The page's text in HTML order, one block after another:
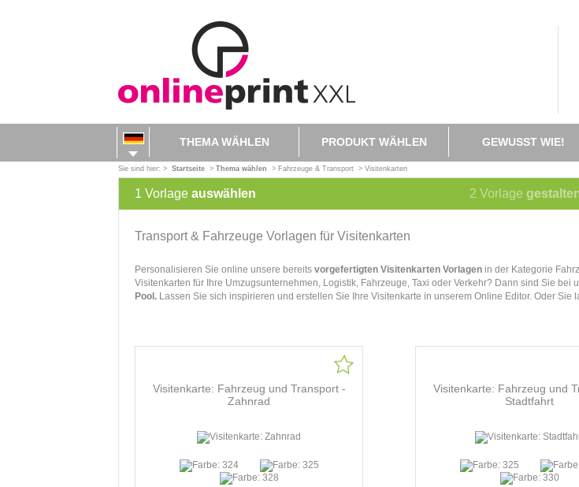
THEMA WÄHLEN PRODUKT WÄHLEN GEWUSST WIE!
Sie sind hier: > Startseite > Thema wählen > Fahrzeuge & Transport > Visitenkarten
1 Vorlage auswählen 2 Vorlage
Transport & Fahrzeuge Vorlagen für Visitenkarten
Personalisieren Sie online unsere bereits vorgefertigten Visitenkarten Vorlagen in der Kategorie
Visitenkarten für Ihre Umzugsunternehmen, Logistik, Fahrzeuge, Taxi oder Verkehr? Dann sind Sie bei
Pool. Lassen Sie sich inspirieren und erstellen Sie Ihre Visitenkarte in unserem Online Editor. Oder
Visitenkarte: Fahrzeug und Transport -
Zahnrad
Visitenkarte: Fahrzeug und
Stadtfahrt